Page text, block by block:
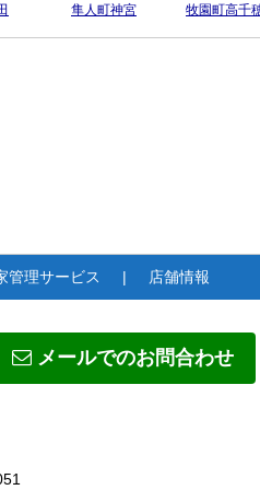
隼人町神宮 牧園町高千
管理サービス 店舗情報
メールでのお問合わせ